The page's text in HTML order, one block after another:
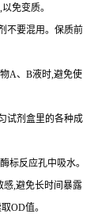
免变质。
不要混用。保质前
A、 B液时,避免使
试剂盒里的各种成
标反应孔中吸水。
感,避免长时间暴露
OD值。